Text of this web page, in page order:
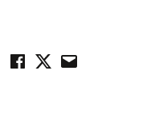
SOCIAL LINKS
Facebook
Twitter